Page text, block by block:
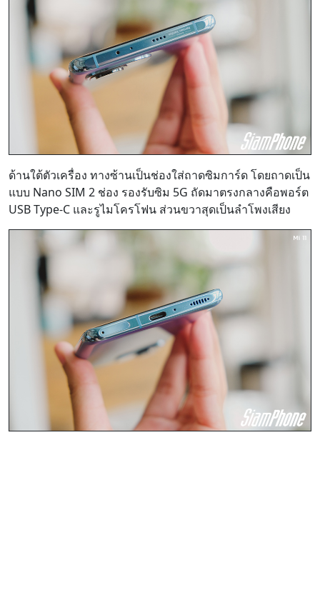
ด้านใต้ตัวเครื่อง ทางซ้านเป็นช่องใส่ถาดซิมการ์ด โดยถาดเป็น
แบบ Nano SIM 2 ช่อง รองรับซิม 5G ถัดมาตรงกลางคือพอร์ต
USB Type-C และรูไมโครโฟน ส่วนขวาสุดเป็นลำโพงเสียง